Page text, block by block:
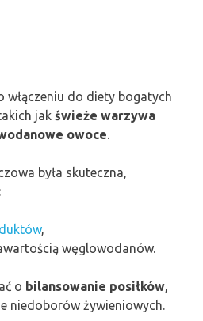
włączeniu do diety bogatych
jak świeże warzywa
owoce.
była skuteczna,
,
węglowodanów.
o bilansowanie posiłków,
niedoborów żywieniowych.